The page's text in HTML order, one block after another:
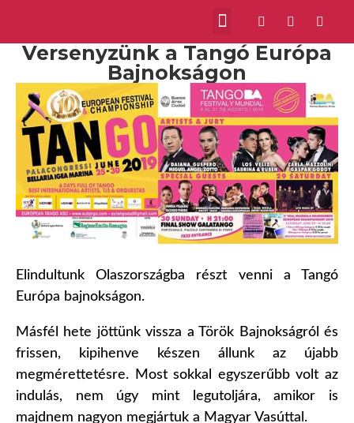
Versenyzünk a Tangó Európa
Bajnokságon
Elindultunk Olaszországba részt venni a Tangó
Európa bajnokságon.
Másfél hete jöttünk vissza a Török Bajnokságról és
frissen, kipihenve készen állunk az újabb
megmérettetésre. Most sokkal egyszerűbb volt az
indulás, nem úgy mint legutoljára, amikor is
majdnem nagyon megjártuk a Magyar Vasúttal.